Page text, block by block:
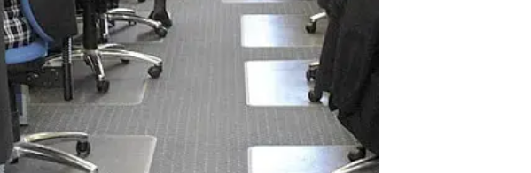
נשים חרדיות
אף שחוקי העבודה בישראל מחייבים מתן שכר
מ-33% לרעת הנשים, לפי נתוני הלשכה המרכזית
מהממוצע הן הנשים החרדיות העובדות, אף שלעתים